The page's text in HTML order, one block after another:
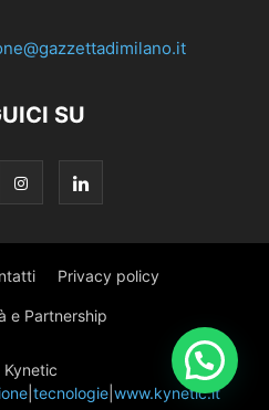
SU
Privacy policy
e Partnership
tecnologie www.kynetic.it